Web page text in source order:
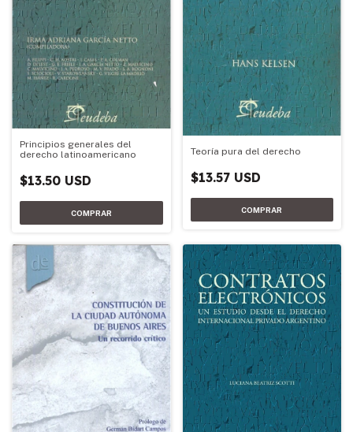
Principios generales del
derecho latinoamericano
$13.50 USD
Teoría pura del derecho
$13.57 USD